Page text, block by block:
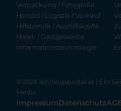
Verpackung / Fotografie
Handel / Logistik / Verkauf
Hilfsberufe / Aushilfskräfte
Hotel- / Gastgewerbe
Informationstechnologie
© 2026 lehrlingsportal.at | Ein
Media
ImpressumDatenschutz